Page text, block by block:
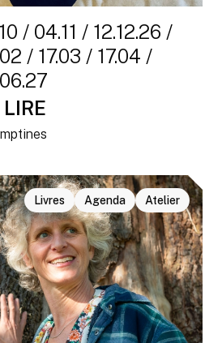
/ 04.11 / 12.12.26 /
/ 17.03 / 17.04 /
Livres Agenda Atelier